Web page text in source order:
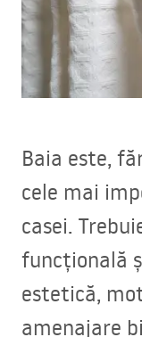
Baia este,
cele mai
casei.
funcțională
estetică,
amenajare